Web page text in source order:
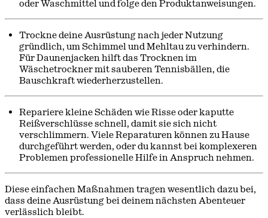
oder Waschmittel und folge den Produktanweisungen.
Trockne deine Ausrüstung nach jeder Nutzung
gründlich, um Schimmel und Mehltau zu verhindern.
Für Daunenjacken hilft das Trocknen im
Wäschetrockner mit sauberen Tennisbällen, die
Bauschkraft wiederherzustellen.
Repariere kleine Schäden wie Risse oder kaputte
Reißverschlüsse schnell, damit sie sich nicht
verschlimmern. Viele Reparaturen können zu Hause
durchgeführt werden, oder du kannst bei komplexeren
Problemen professionelle Hilfe in Anspruch nehmen.
Diese einfachen Maßnahmen tragen wesentlich dazu bei,
dass deine Ausrüstung bei deinem nächsten Abenteuer
verlässlich bleibt.